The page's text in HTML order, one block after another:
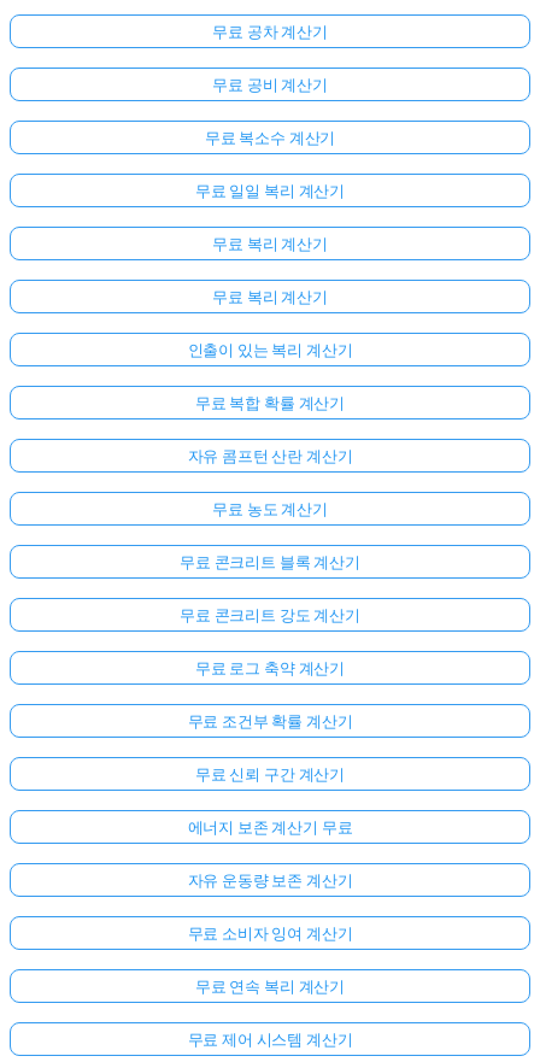
무료 공차 계산기
무료 공비 계산기
무료 복소수 계산기
무료 일일 복리 계산기
무료 복리 계산기
무료 복리 계산기
인출이 있는 복리 계산기
무료 복합 확률 계산기
자유 콤프턴 산란 계산기
무료 농도 계산기
무료 콘크리트 블록 계산기
무료 콘크리트 강도 계산기
무료 로그 축약 계산기
무료 조건부 확률 계산기
무료 신뢰 구간 계산기
에너지 보존 계산기 무료
자유 운동량 보존 계산기
무료 소비자 잉여 계산기
무료 연속 복리 계산기
무료 제어 시스템 계산기